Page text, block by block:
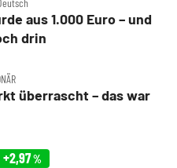
aus 1.000 Euro – und
drin
überrascht – das war
+2,97%